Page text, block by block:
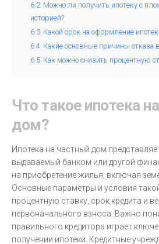
6.2 Можно ли получить ипотеку с
историей?
6.3 Какой срок на оформление
6.4 Какие основные причины отказа
6.5 Как можно снизить процентную
Что такое ипотека
дом?
Ипотека на частный дом
выдаваемый банком или другой
на приобретение жилья, включая
Основные параметры и условия
процентную ставку, срок кредита и
первоначального взноса. Важно
правильного кредитора играет
получении ипотеки. Кредитные